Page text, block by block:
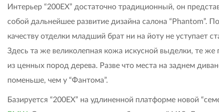
Интерьер “200ЕХ” достаточно традиционный, он
собой дальнейшее развитие дизайна салона “Phantom”. По
качеству отделки младший брат ни на йоту не уступает
Здесь та же великолепная кожа искусной выделки, те же
из ценных пород дерева. Разве что места на заднем
поменьше, чем у “Фантома”.
Базируется “200ЕХ” на удлиненной платформе новой